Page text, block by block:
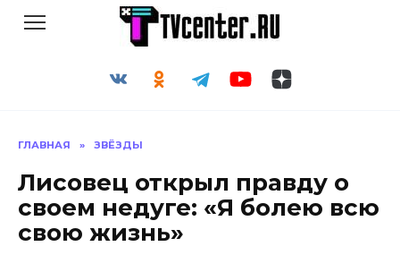
ГЛАВНАЯ » ЗВЁЗДЫ
Лисовец открыл правду о
своем недуге: «Я болею всю
свою жизнь»